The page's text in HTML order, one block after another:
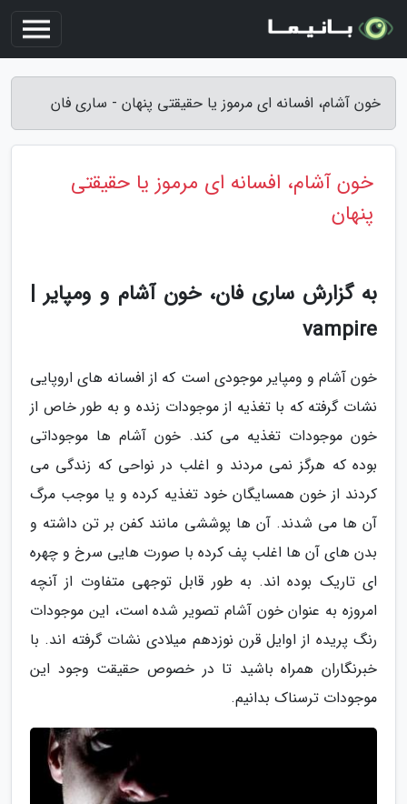
خون آشام، افسانه ای مرموز یا حقیقتی پنهان - ساری فان
خون آشام، افسانه ای مرموز یا حقیقتی
پنهان
به گزارش ساری فان، خون آشام و ومپایر |
vampire
خون آشام و ومپایر موجودی است که از افسانه های اروپایی
نشات گرفته که با تغذیه از موجودات زنده و به طور خاص از
خون موجودات تغذیه می کند. خون آشام ها موجوداتی
بوده که هرگز نمی مردند و اغلب در نواحی که زندگی می
کردند از خون همسایگان خود تغذیه کرده و یا موجب مرگ
آن ها می شدند. آن ها پوششی مانند کفن بر تن داشته و
بدن های آن ها اغلب پف کرده با صورت هایی سرخ و چهره
ای تاریک بوده اند. به طور قابل توجهی متفاوت از آنچه
امروزه به عنوان خون آشام تصویر شده است، این موجودات
رنگ پریده از اوایل قرن نوزدهم میلادی نشات گرفته اند. با
خبرنگاران همراه باشید تا در خصوص حقیقت وجود این
موجودات ترسناک بدانیم.